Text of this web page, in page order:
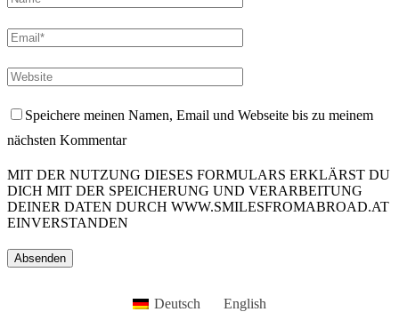
Speichere meinen Namen, Email und Webseite bis zu meinem
nächsten Kommentar
MIT DER NUTZUNG DIESES FORMULARS ERKLÄRST DU
DICH MIT DER SPEICHERUNG UND VERARBEITUNG
DEINER DATEN DURCH WWW.SMILESFROMABROAD.AT
EINVERSTANDEN
Deutsch English